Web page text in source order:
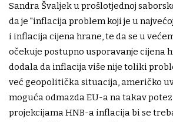
Sandra Švaljek u prošlotjednoj
da je "inflacija problem koji je u
i inflacija cijena hrane, te da se u
očekuje postupno usporavanje cijena
dodala da inflacija više nije toliki
već geopolitička situacija, američko
moguća odmazda EU-a na takav
projekcijama HNB-a inflacija bi se